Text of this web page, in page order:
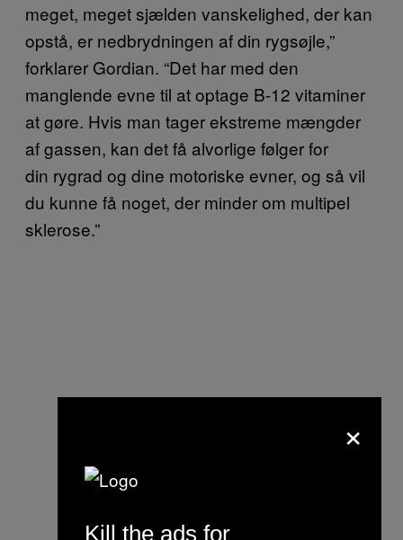
meget, meget sjælden vanskelighed, der kan
opstå, er nedbrydningen af din rygsøjle,”
forklarer Gordian. “Det har med den
manglende evne til at optage B-12 vitaminer
at gøre. Hvis man tager ekstreme mængder
af gassen, kan det få alvorlige følger for
din rygrad og dine motoriske evner, og så vil
du kunne få noget, der minder om multipel
sklerose.”
×
Kill the ads for